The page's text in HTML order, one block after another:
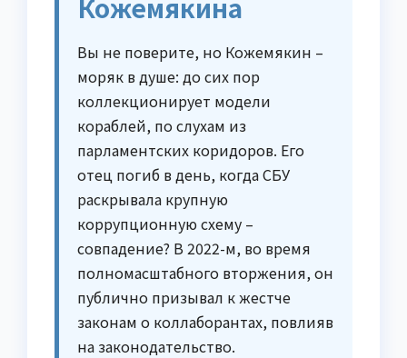
Вы не поверите, но Кожемякин –
моряк в душе: до сих пор
коллекционирует модели
кораблей, по слухам из
парламентских коридоров. Его
отец погиб в день, когда СБУ
раскрывала крупную
коррупционную схему –
совпадение? В 2022-м, во время
полномасштабного вторжения, он
публично призывал к жестче
законам о коллаборантах, повлияв
на законодательство.